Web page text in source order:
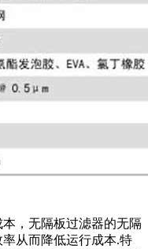
，无隔板过滤器的无隔
从而降低运行成本.特